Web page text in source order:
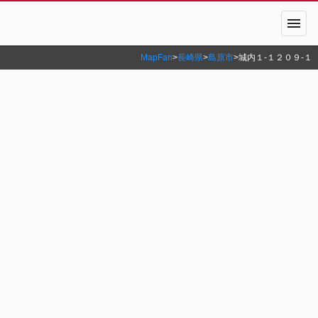
menu
MapFan>長崎県>島原市>城内１‐１２０９‐１